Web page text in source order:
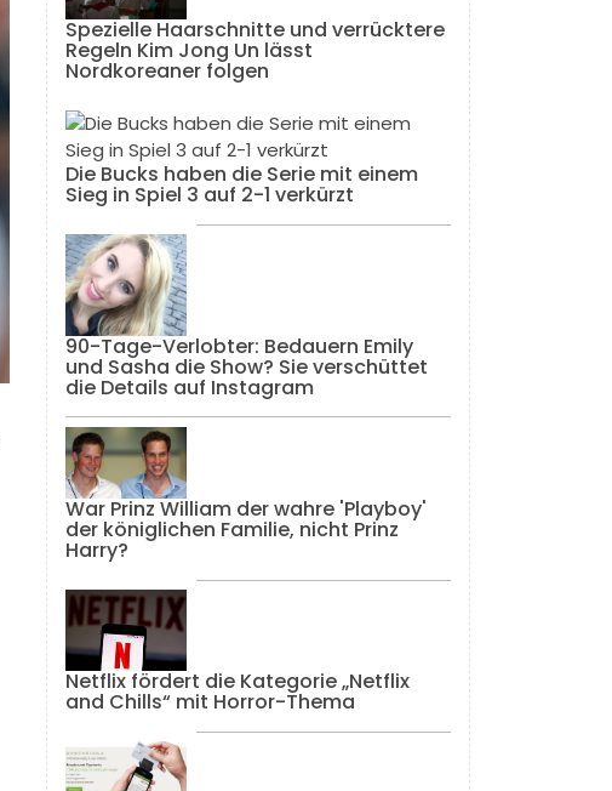
Spezielle Haarschnitte und verrücktere
Regeln Kim Jong Un lässt
Nordkoreaner folgen
Die Bucks haben die Serie mit einem
Sieg in Spiel 3 auf 2-1 verkürzt
90-Tage-Verlobter: Bedauern Emily
und Sasha die Show? Sie verschüttet
die Details auf Instagram
War Prinz William der wahre 'Playboy'
der königlichen Familie, nicht Prinz
Harry?
Netflix fördert die Kategorie „Netflix
and Chills“ mit Horror-Thema